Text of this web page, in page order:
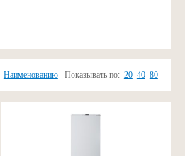
Наименованию Показывать по: 20 40 80